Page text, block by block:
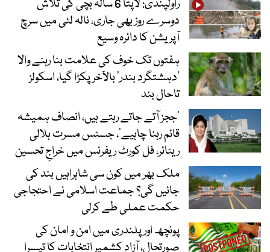
راولپنڈی: لاپتا 6 سالہ بچی کی تلاش
دوسرے روز بھی جاری، نالہ لئی میں سرچ
آپریشن کا دائرہ وسیع
ہفتوں تک خوف کی علامت بنا رہنے والا
‘دہشتگرد بندر’ بالآخر پکڑا گیا، اسکولز
تاحال بند
’ججز آتے جاتے رہتے ہیں، انصاف ہمیشہ
قائم رہنا چاہیے‘، جسٹس مسرت ہلالی
ریٹائر، فل کورٹ ریفرنس میں خراجِ تحسین
ملک بھر میں کون سی شاہراہیں بند کی
جائیں گی؟ جماعت اسلامی نے احتجاجی
حکمت عملی طے کرلی
پونچھ اور پلندری میں امن و امان کی
صورتحال، آزاد کشمیر انتخابات کا تیسرا